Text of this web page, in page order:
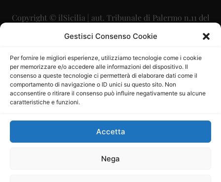
Gestisci Consenso Cookie
Per fornire le migliori esperienze, utilizziamo tecnologie come i cookie
per memorizzare e/o accedere alle informazioni del dispositivo. Il
consenso a queste tecnologie ci permetterà di elaborare dati come il
comportamento di navigazione o ID unici su questo sito. Non
acconsentire o ritirare il consenso può influire negativamente su alcune
caratteristiche e funzioni.
Accetta
Nega
Copyright © ilSicilia | aut. Tribunale di Palermo n.11 del
29/09/2015
Direttore Editoriale: Maurizio Scaglione
Direttore Responsabile: Maria Calabrese
P.IVA: 06334930820
Mercurio Comunicazione Società Cooperativa a r.l. è
iscritta al Registro degli Operatori di Comunicazione al